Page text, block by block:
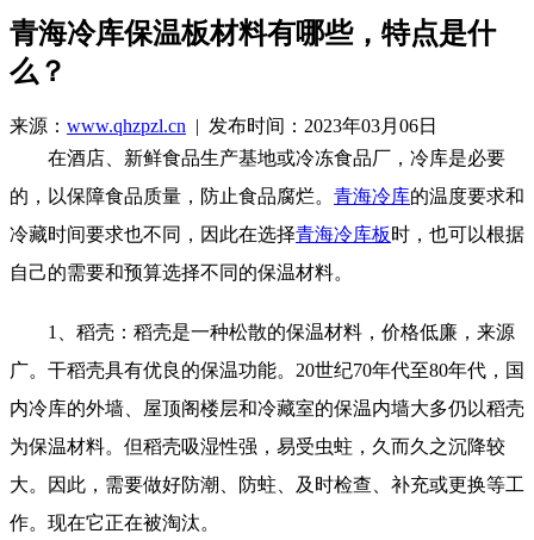
青海冷库保温板材料有哪些，特点是什
么？
来源： www.qhzpzl.cn | 发布时间：2023年03月06日
在酒店、新鲜食品生产基地或冷冻食品厂，冷库是必要
的，以保障食品质量，防止食品腐烂。 青海冷库的温度要求和
冷藏时间要求也不同，因此在选择青海冷库板时，也可以根据
自己的需要和预算选择不同的保温材料。
1、稻壳：稻壳是一种松散的保温材料，价格低廉，来源
广。干稻壳具有优良的保温功能。20世纪70年代至80年代，国
内冷库的外墙、屋顶阁楼层和冷藏室的保温内墙大多仍以稻壳
为保温材料。但稻壳吸湿性强，易受虫蛀，久而久之沉降较
大。因此，需要做好防潮、防蛀、及时检查、补充或更换等工
作。现在它正在被淘汰。